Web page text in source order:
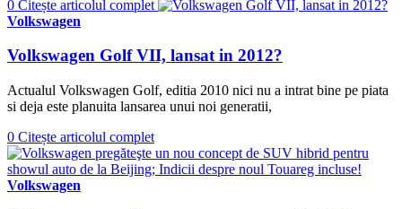
0 Citește articolul complet
Volkswagen
Volkswagen Golf VII, lansat in 2012?
Actualul Volkswagen Golf, editia 2010 nici nu a intrat bine pe piata
si deja este planuita lansarea unui noi generatii,
0 Citește articolul complet
Volkswagen